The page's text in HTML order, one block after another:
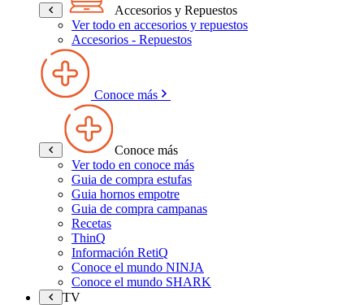
Accesorios y Repuestos
Ver todo en accesorios y repuestos
Accesorios - Repuestos
Conoce más
Conoce más
Ver todo en conoce más
Guia de compra estufas
Guia hornos empotre
Guia de compra campanas
Recetas
ThinQ
Información RetiQ
Conoce el mundo NINJA
Conoce el mundo SHARK
TV